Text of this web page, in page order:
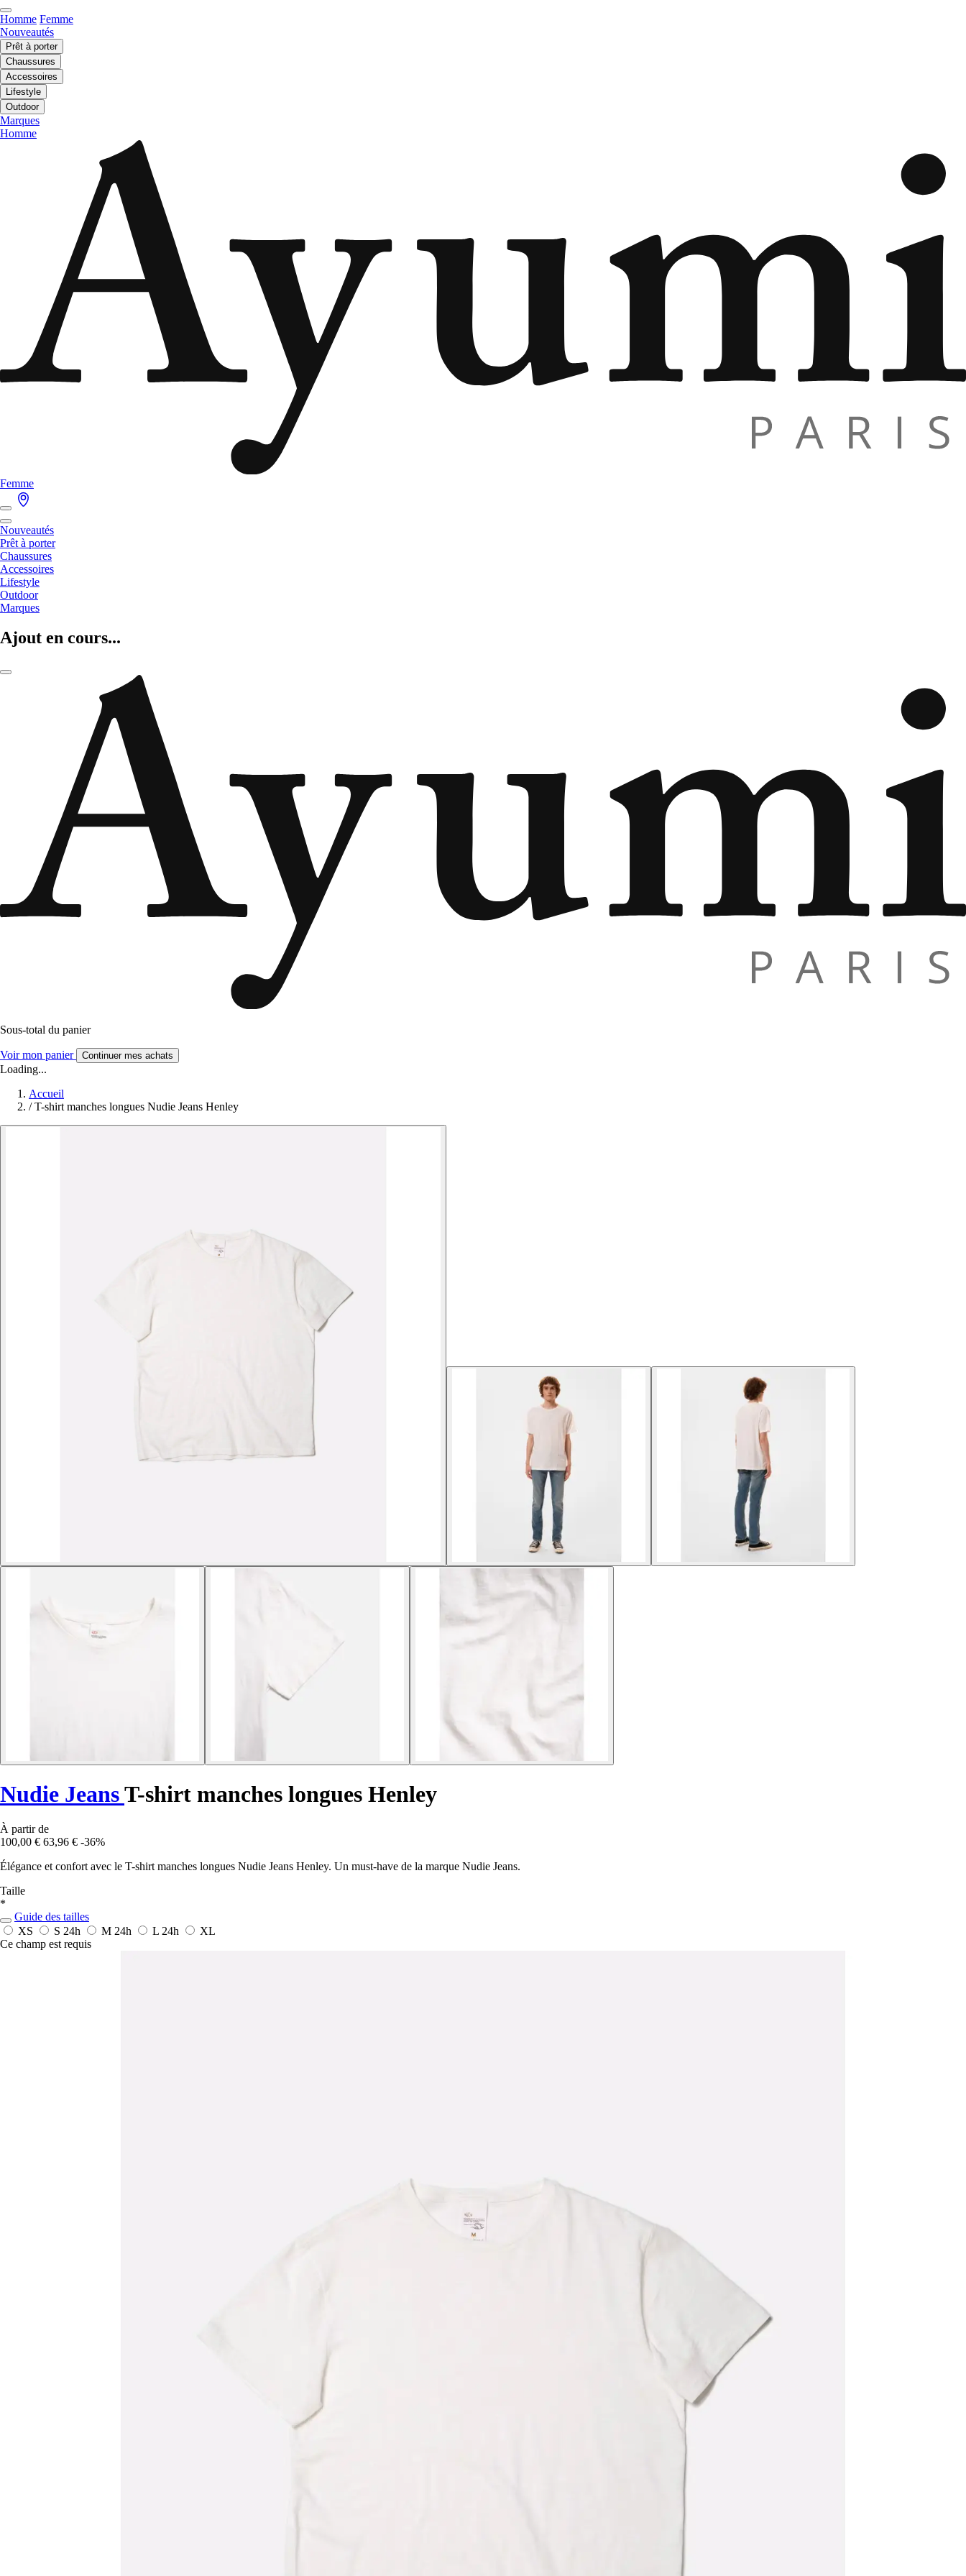
Homme Femme
Nouveautés
Prêt à porter
Chaussures
Accessoires
Lifestyle
Outdoor
Marques
Homme
Femme
Nouveautés
Prêt à porter
Chaussures
Accessoires
Lifestyle
Outdoor
Marques
Ajout en cours...
Sous-total du panier
Voir mon panier Continuer mes achats
Loading...
Accueil
/ T-shirt manches longues Nudie Jeans Henley
Nudie JeansT-shirt manches longues Henley
À partir de
100,00 € 63,96 € -36%
Élégance et confort avec le T-shirt manches longues Nudie Jeans Henley. Un must-have de la marque Nudie Jeans.
Taille
*
Guide des tailles
XS
S 24h M 24h L 24h
XL
Ce champ est requis